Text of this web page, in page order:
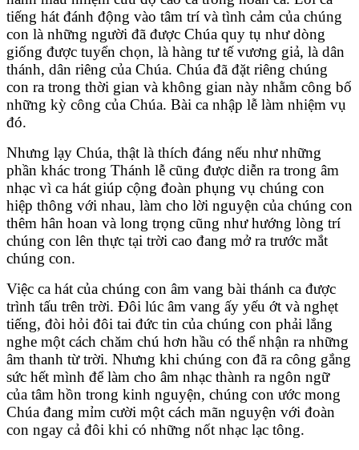
tiếng hát đánh động vào tâm trí và tình cảm của chúng
con là những người đã được Chúa quy tụ như dòng
giống được tuyển chọn, là hàng tư tế vương giả, là dân
thánh, dân riêng của Chúa. Chúa đã đặt riêng chúng
con ra trong thời gian và không gian này nhằm công bố
những kỳ công của Chúa. Bài ca nhập lễ làm nhiệm vụ
đó.
Nhưng lạy Chúa, thật là thích đáng nếu như những
phần khác trong Thánh lễ cũng được diễn ra trong âm
nhạc vì ca hát giúp cộng đoàn phụng vụ chúng con
hiệp thông với nhau, làm cho lời nguyện của chúng con
thêm hân hoan và long trọng cũng như hướng lòng trí
chúng con lên thực tại trời cao đang mở ra trước mắt
chúng con.
Việc ca hát của chúng con âm vang bài thánh ca được
trình tấu trên trời. Đôi lúc âm vang ấy yếu ớt và nghẹt
tiếng, đòi hỏi đôi tai đức tin của chúng con phải lắng
nghe một cách chăm chú hơn hầu có thể nhận ra những
âm thanh từ trời. Nhưng khi chúng con đã ra công gắng
sức hết mình để làm cho âm nhạc thành ra ngôn ngữ
của tâm hồn trong kinh nguyện, chúng con ước mong
Chúa đang mỉm cười một cách mãn nguyện với đoàn
con ngay cả đôi khi có những nốt nhạc lạc tông.